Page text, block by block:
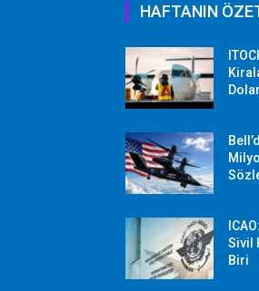
HAFTANIN
Sivil
Biri